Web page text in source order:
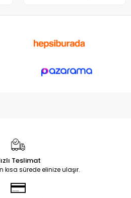
Teslimat
kısa sürede elinize ulaşır.